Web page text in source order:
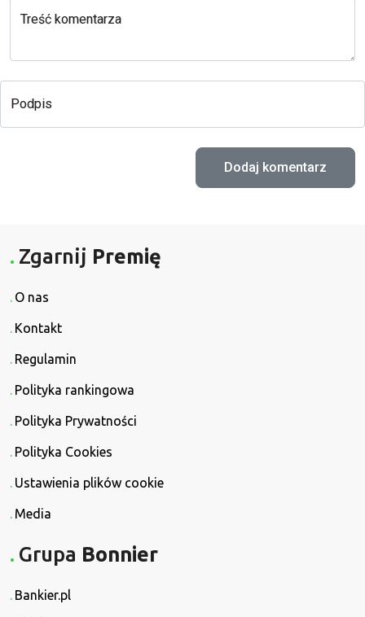
Treść komentarza
Podpis
Zgarnij Premię
O nas
Kontakt
Regulamin
Polityka rankingowa
Polityka Prywatności
Polityka Cookies
Ustawienia plików cookie
Media
Grupa Bonnier
Bankier.pl